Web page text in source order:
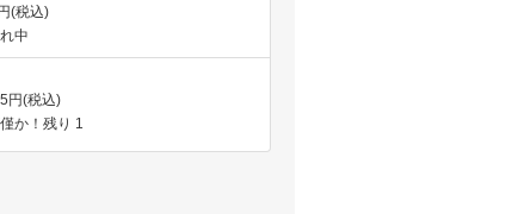
(税込)
中
円(税込)
か！残り 1